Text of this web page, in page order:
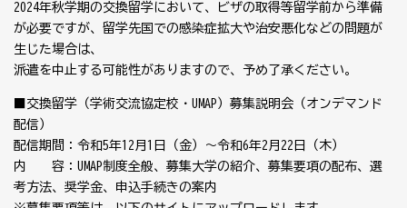
2024年秋学期の交換留学において、ビザの取得等留学前から準備
が必要ですが、留学先国での感染症拡大や治安悪化などの問題が
生じた場合は、
派遣を中止する可能性がありますので、予め了承ください。
■交換留学（学術交流協定校・UMAP）募集説明会（オンデマンド
配信）
配信期間：令和5年12月1日（金）～令和6年2月22日（木）
内 容：UMAP制度全般、募集大学の紹介、募集要項の配布、選
考方法、奨学金、申込手続きの案内